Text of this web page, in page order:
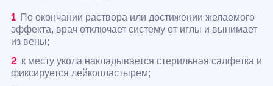
По окончании раствора или достижении желаемого
эффекта, врач отключает систему от иглы и вынимает
из вены;
к месту укола накладывается стерильная салфетка и
фиксируется лейкопластырем;